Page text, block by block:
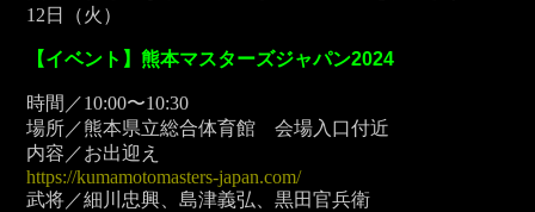
12日（火）
【イベント】熊本マスターズジャパン2024
時間／10:00〜10:30
場所／熊本県立総合体育館 会場入口付近
内容／お出迎え
https://kumamotomasters-japan.com/
武将／細川忠興、島津義弘、黒田官兵衛